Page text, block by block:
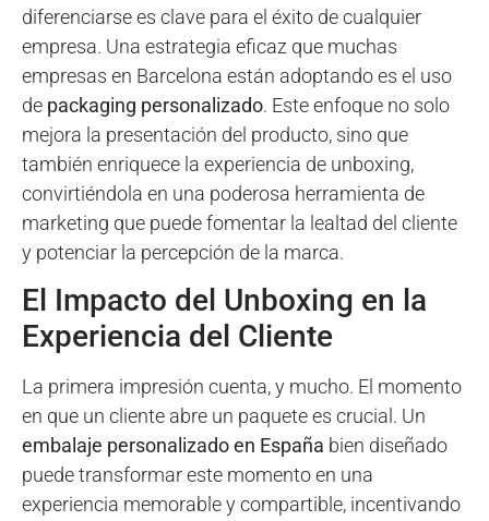
diferenciarse es clave para el éxito de cualquier
empresa. Una estrategia eficaz que muchas
empresas en Barcelona están adoptando es el uso
de packaging personalizado. Este enfoque no solo
mejora la presentación del producto, sino que
también enriquece la experiencia de unboxing,
convirtiéndola en una poderosa herramienta de
marketing que puede fomentar la lealtad del cliente
y potenciar la percepción de la marca.
El Impacto del Unboxing en la
Experiencia del Cliente
La primera impresión cuenta, y mucho. El momento
en que un cliente abre un paquete es crucial. Un
embalaje personalizado en España bien diseñado
puede transformar este momento en una
experiencia memorable y compartible, incentivando